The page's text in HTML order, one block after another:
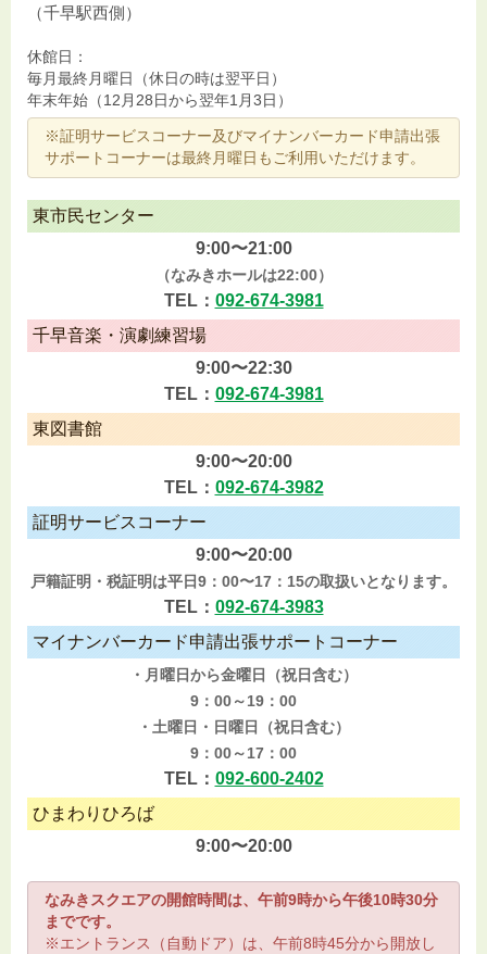
（千早駅西側）
休館日：
毎月最終月曜日（休日の時は翌平日）
年末年始（12月28日から翌年1月3日）
※証明サービスコーナー及びマイナンバーカード申請出張
サポートコーナーは最終月曜日もご利用いただけます。
東市民センター
9:00〜21:00
（なみきホールは22:00）
TEL： 092-674-3981
千早音楽・演劇練習場
9:00〜22:30
TEL： 092-674-3981
東図書館
9:00〜20:00
TEL： 092-674-3982
証明サービスコーナー
9:00〜20:00
戸籍証明・税証明は平日9：00〜17：15の取扱いとなります。
TEL： 092-674-3983
マイナンバーカード申請出張サポートコーナー
・月曜日から金曜日（祝日含む）
9：00～19：00
・土曜日・日曜日（祝日含む）
9：00～17：00
TEL： 092-600-2402
ひまわりひろば
9:00〜20:00
なみきスクエアの開館時間は、午前9時から午後10時30分
までです。
※エントランス（自動ドア）は、午前8時45分から開放し